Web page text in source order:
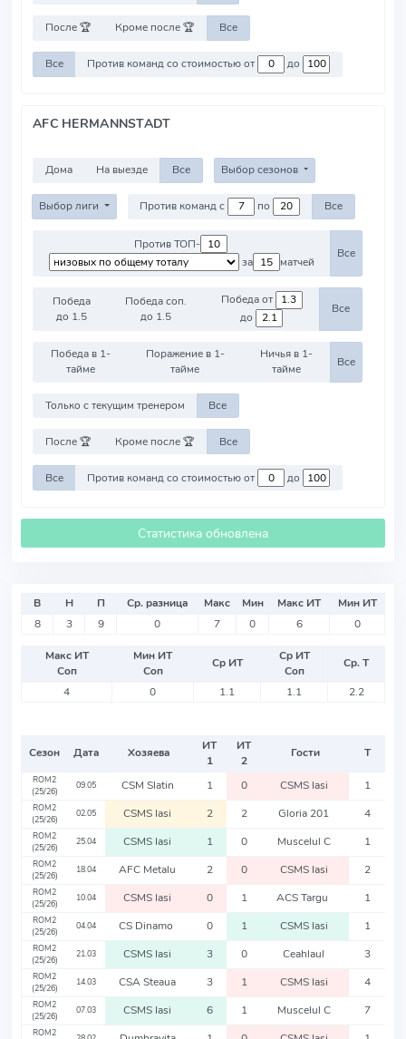
После 🏆 Кроме после 🏆 Все
Все Против команд со стоимостью от до
AFC HERMANNSTADT
Дома На выезде Все Выбор сезонов
Выбор лиги Против команд с по Все
Против ТОП-
за
матчей
Все
Победа
до 1.5
Победа соп.
до 1.5
Победа от
до
Все
Победа в 1-
тайме
Поражение в 1-
тайме
Ничья в 1-
тайме
Все
Только с текущим тренером Все
После 🏆 Кроме после 🏆 Все
Все Против команд со стоимостью от до
Статистика обновлена
В Н П Ср. разница Макс Мин Макс ИТ
Мин ИТ
8
3 9 0 7 0 6 0
Макс ИТ
Соп
Мин ИТ
Соп
Ср ИТ
Ср ИТ
Соп
Ср. Т
4
0 1.1 1.1 2.2
Сезон Дата Хозяева
ИТ
1
ИТ
2
Гости Т
ROM2
(25/26)
09.05 CSM Slatin 1 0 CSMS Iasi 1
ROM2
(25/26)
02.05 CSMS Iasi 2 2 Gloria 201 4
ROM2
(25/26)
25.04 CSMS Iasi 1 0 Muscelul C 1
ROM2
(25/26)
18.04 AFC Metalu 2 0 CSMS Iasi 2
ROM2
(25/26)
10.04 CSMS Iasi 0 1 ACS Targu 1
ROM2
(25/26)
04.04 CS Dinamo 0 1 CSMS Iasi 1
ROM2
(25/26)
21.03 CSMS Iasi 3 0 Ceahlaul 3
ROM2
(25/26)
14.03 CSA Steaua 3 1 CSMS Iasi 4
ROM2
(25/26)
07.03 CSMS Iasi 6 1 Muscelul C 7
ROM2